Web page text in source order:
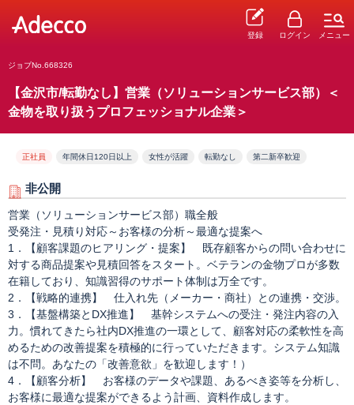
登録 ログイン メニュー
ジョブNo.668326
【金沢市/転勤なし】営業（ソリューションサービス部）＜
金物を取り扱うプロフェッショナル企業＞
正社員 年間休日120日以上 女性が活躍 転勤なし 第二新卒歓迎
非公開
営業（ソリューションサービス部）職全般
受発注・見積り対応～お客様の分析～最適な提案へ
1．【顧客課題のヒアリング・提案】 既存顧客からの問い合わせに
対する商品提案や見積回答をスタート。ベテランの金物プロが多数
在籍しており、知識習得のサポート体制は万全です。
2．【戦略的連携】 仕入れ先（メーカー・商社）との連携・交渉。
3．【基盤構築とDX推進】 基幹システムへの受注・発注内容の入
力。慣れてきたら社内DX推進の一環として、顧客対応の柔軟性を高
めるための改善提案を積極的に行っていただきます。システム知識
は不問。あなたの「改善意欲」を歓迎します！）
4．【顧客分析】 お客様のデータや課題、あるべき姿等を分析し、
お客様に最適な提案ができるよう計画、資料作成します。